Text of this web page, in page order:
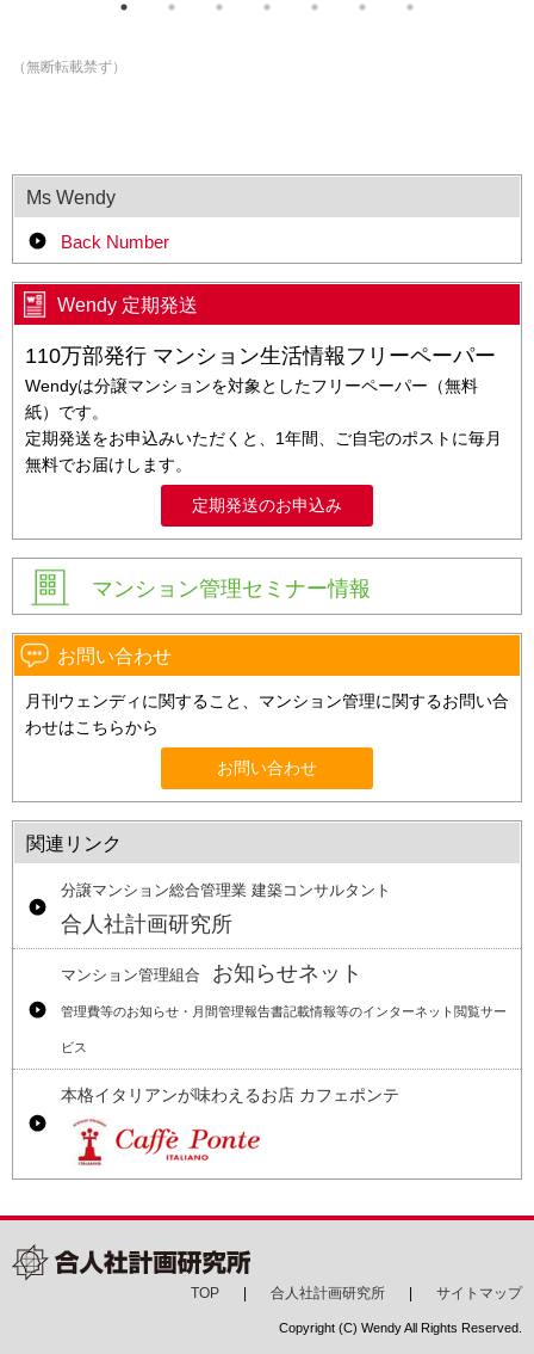
（無断転載禁ず）
Ms Wendy
Back Number
Wendy 定期発送
110万部発行 マンション生活情報フリーペーパー
Wendyは分譲マンションを対象としたフリーペーパー（無料
紙）です。
定期発送をお申込みいただくと、1年間、ご自宅のポストに毎月
無料でお届けします。
定期発送のお申込み
マンション管理セミナー情報
お問い合わせ
月刊ウェンディに関すること、マンション管理に関するお問い合
わせはこちらから
お問い合わせ
関連リンク
分譲マンション総合管理業 建築コンサルタント
合人社計画研究所
マンション管理組合 お知らせネット
管理費等のお知らせ・月間管理報告書記載情報等のインターネット閲覧サー
ビス
本格イタリアンが味わえるお店 カフェポンテ
TOP 合人社計画研究所 サイトマップ
Copyright (C) Wendy All Rights Reserved.